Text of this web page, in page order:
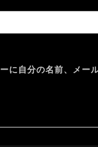
に自分の名前、メー